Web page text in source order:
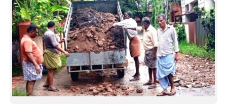
SPIRITUAL
INFO+
ART